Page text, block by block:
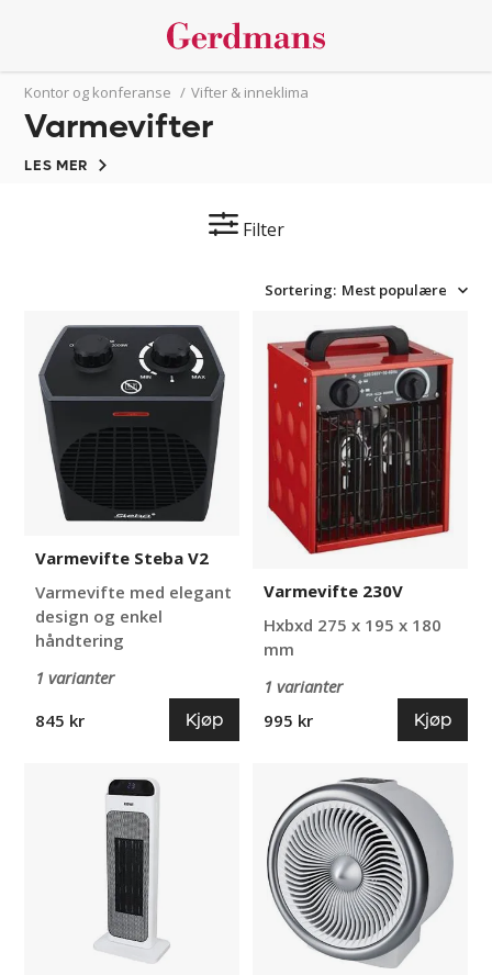
Kontor og konferanse / Vifter & inneklima
Varmevifter
LES MER
Filter
Sortering: Mest populære
Varmevifte
Steba
V2
Varmevifte Steba V2
Varmevifte med elegant
design og enkel
håndtering
1 varianter
845 kr
Kjøp
230V
Varmevifte 230V
Hxbxd 275 x 195 x 180
mm
1 varianter
995 kr
Kjøp
varmevifte
Varmevifte
Steba